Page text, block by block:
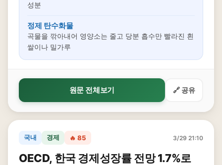
성분
정제 탄수화물
곡물을 깎아내어 영양소는 줄고 당분 흡수만 빨라진 흰
쌀이나 밀가루
원문 전체보기 🔗 공유
국내 경제 🔥 85 3/29 21:10
OECD, 한국 경제성장률 전망 1.7%로